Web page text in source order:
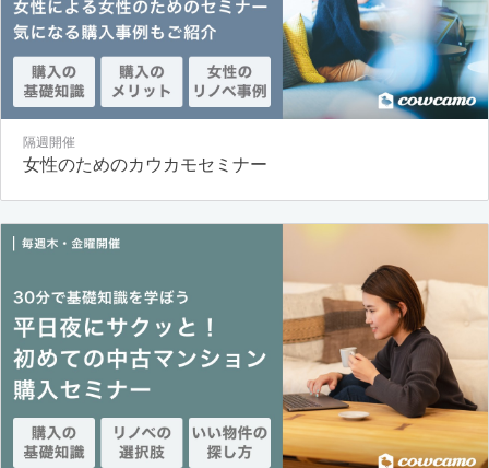
隔週開催
女性のためのカウカモセミナー